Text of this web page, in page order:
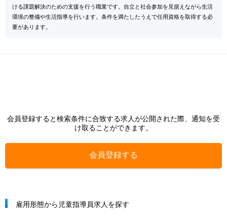
ける課題解決のための支援を行う職業です。自立と社会参加を見据えながら生活
環境の整備や生活指導を行います。条件を満たしたうえで任用資格を取得する必
要があります。
会員登録すると検索条件に合致する求人が公開された際、通知を受
け取ることができます。
会員登録する
雇用形態から児童指導員求人を探す